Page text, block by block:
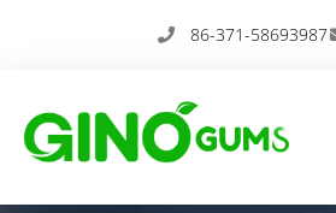
86-371-58693987